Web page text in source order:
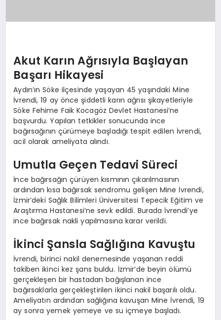
Akut Karın Ağrısıyla Başlayan
Başarı Hikayesi
Aydın’ın Söke ilçesinde yaşayan 45 yaşındaki Mine
İvrendi, 19 ay önce şiddetli karın ağrısı şikayetleriyle
Söke Fehime Faik Kocagöz Devlet Hastanesi’ne
başvurdu. Yapılan tetkikler sonucunda ince
bağırsağının çürümeye başladığı tespit edilen İvrendi,
acil olarak ameliyata alındı.
Umutla Geçen Tedavi Süreci
İnce bağırsağın çürüyen kısmının çıkarılmasının
ardından kısa bağırsak sendromu gelişen Mine İvrendi,
İzmir’deki Sağlık Bilimleri Üniversitesi Tepecik Eğitim ve
Araştırma Hastanesi’ne sevk edildi. Burada İvrendi’ye
ince bağırsak nakli yapılmasına karar verildi.
İkinci Şansla Sağlığına Kavuştu
İvrendi, birinci nakil denemesinde yaşanan reddi
takiben ikinci kez şans buldu. İzmir’de beyin ölümü
gerçekleşen bir hastadan bağışlanan ince
bağırsaklarla gerçekleştirilen ikinci nakil başarılı oldu.
Ameliyatın ardından sağlığına kavuşan Mine İvrendi, 19
ay sonra yemek yemeye ve su içmeye başladı.